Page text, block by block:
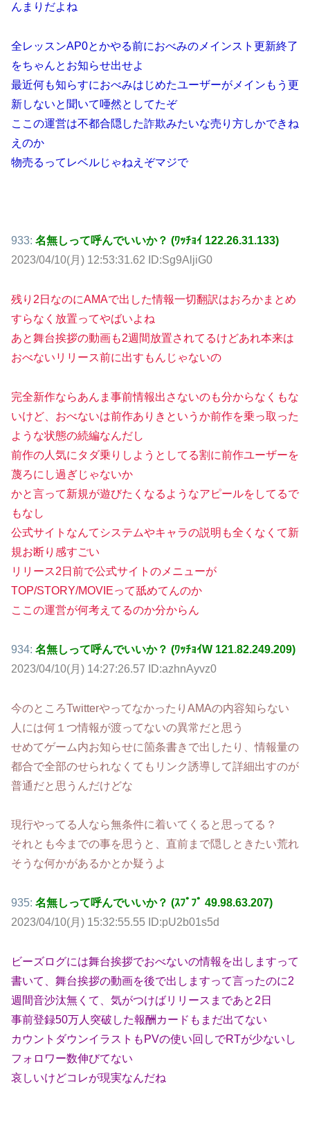
んまりだよね
全レッスンAP0とかやる前におべみのメインスト更新終了
をちゃんとお知らせ出せよ
最近何も知らすにおべみはじめたユーザーがメインもう更
新しないと聞いて唖然としてたぞ
ここの運営は不都合隠した詐欺みたいな売り方しかできね
えのか
物売るってレベルじゃねえぞマジで
933: 名無しって呼んでいいか？ (ﾜｯﾁｮｲ 122.26.31.133)
2023/04/10(月) 12:53:31.62 ID:Sg9AljiG0
残り2日なのにAMAで出した情報一切翻訳はおろかまとめ
すらなく放置ってやばいよね
あと舞台挨拶の動画も2週間放置されてるけどあれ本来は
おべないリリース前に出すもんじゃないの
完全新作ならあんま事前情報出さないのも分からなくもな
いけど、おべないは前作ありきというか前作を乗っ取った
ような状態の続編なんだし
前作の人気にタダ乗りしようとしてる割に前作ユーザーを
蔑ろにし過ぎじゃないか
かと言って新規が遊びたくなるようなアピールをしてるで
もなし
公式サイトなんてシステムやキャラの説明も全くなくて新
規お断り感すごい
リリース2日前で公式サイトのメニューが
TOP/STORY/MOVIEって舐めてんのか
ここの運営が何考えてるのか分からん
934: 名無しって呼んでいいか？ (ﾜｯﾁｮｲW 121.82.249.209)
2023/04/10(月) 14:27:26.57 ID:azhnAyvz0
今のところTwitterやってなかったりAMAの内容知らない
人には何１つ情報が渡ってないの異常だと思う
せめてゲーム内お知らせに箇条書きで出したり、情報量の
都合で全部のせられなくてもリンク誘導して詳細出すのが
普通だと思うんだけどな
現行やってる人なら無条件に着いてくると思ってる？
それとも今までの事を思うと、直前まで隠しときたい荒れ
そうな何かがあるかとか疑うよ
935: 名無しって呼んでいいか？ (ｽﾌﾟﾌﾟ 49.98.63.207)
2023/04/10(月) 15:32:55.55 ID:pU2b01s5d
ビーズログには舞台挨拶でおべないの情報を出しますって
書いて、舞台挨拶の動画を後で出しますって言ったのに2
週間音沙汰無くて、気がつけばリリースまであと2日
事前登録50万人突破した報酬カードもまだ出てない
カウントダウンイラストもPVの使い回しでRTが少ないし
フォロワー数伸びてない
哀しいけどコレが現実なんだね